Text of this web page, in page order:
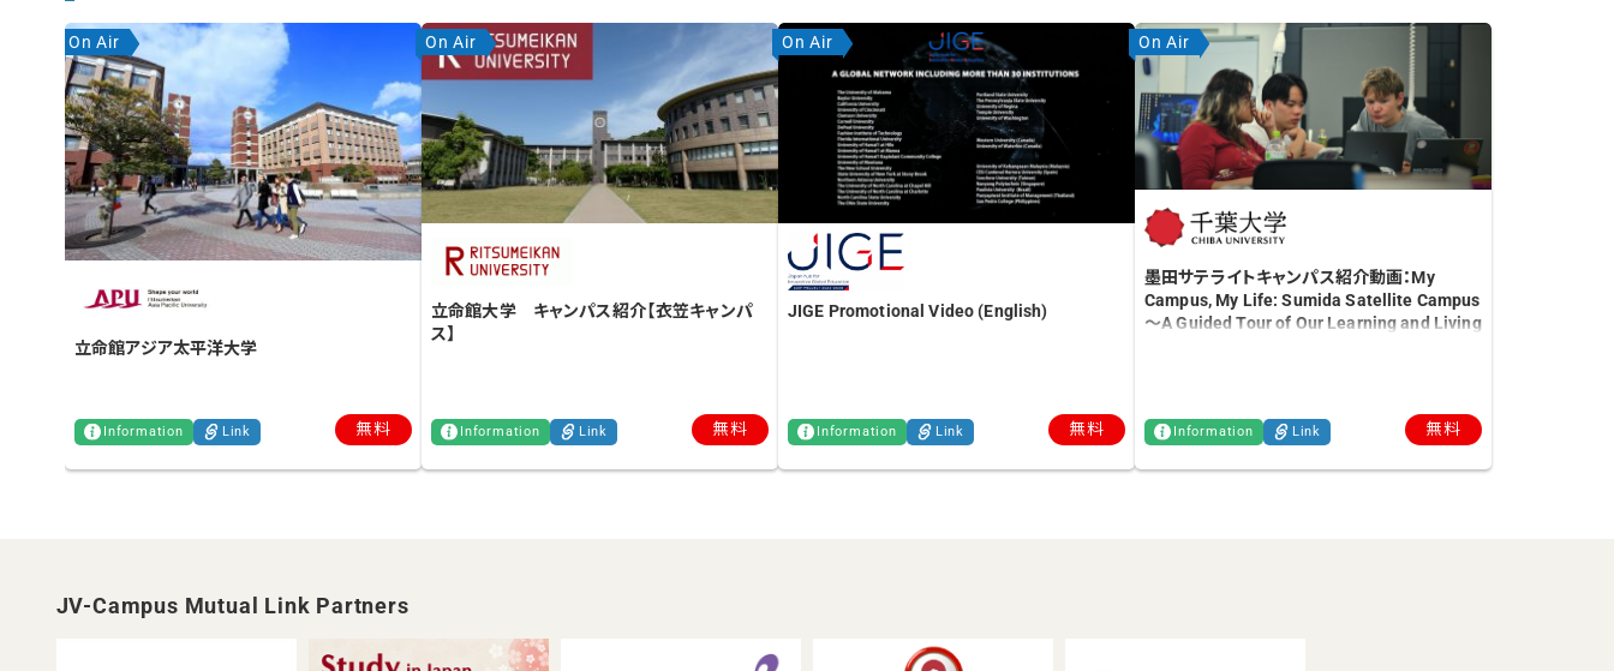
立命館アジア太平洋大学
Information Link 無料
On Air
立命館大学 キャンパス紹介【衣笠キャンパ
ス】
Information Link 無料
On Air
JIGE Promotional Video (English)
Information Link 無料
On Air
墨田サテライトキャンパス紹介動画：My
Campus, My Life: Sumida Satellite Campus
～A Guided Tour of Our Learning and Living
Information Link 無料
On Air
JV-Campus Mutual Link Partners